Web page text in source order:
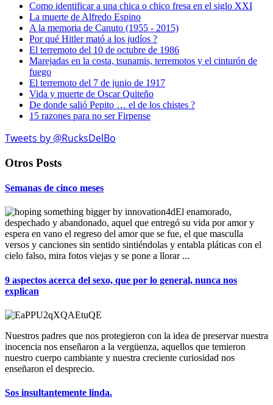
Como identificar a una chica o chico fresa en el siglo XXI
La muerte de Alfredo Espino
A la memoria de Canuto (1955 - 2015)
Por qué Hitler mató a los judíos ?
El terremoto del 10 de octubre de 1986
Marejadas en la costa, tsunamis, terremotos y el cinturón de
fuego
El terremoto del 7 de junio de 1917
Vida y muerte de Oscar Quiteño
De donde salió Pepito … el de los chistes ?
15 razones para no ser Firpense
Tweets by @RucksDelBo
Otros Posts
Semanas de cinco meses
El enamorado,
despechado y abandonado, aquel que entregó su vida por amor y
espera en vano el regreso del amor que se fue, el que masculla
versos y canciones sin sentido sintiéndolas y entabla pláticas con el
cielo falso, mira fotos viejas y se pone a llorar ...
9 aspectos acerca del sexo, que por lo general, nunca nos
explican
Nuestros padres que nos protegieron con la idea de preservar nuestra
inocencia nos enseñaron a la vergüenza, aquellos que temieron
nuestro cuerpo cambiante y nuestra creciente curiosidad nos
enseñaron el desprecio.
Sos insultantemente linda.